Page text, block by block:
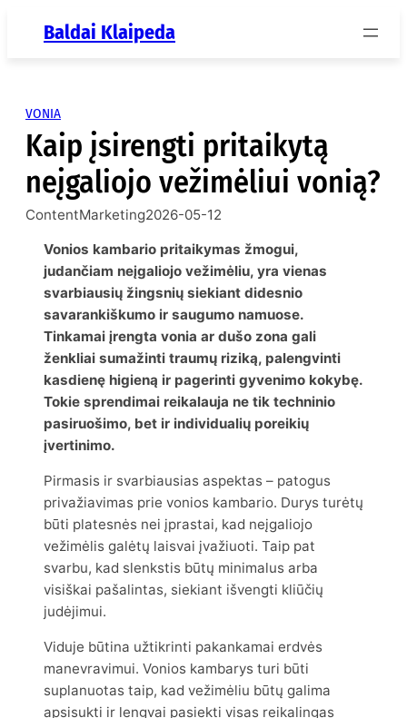
Baldai Klaipeda
VONIA
Kaip įsirengti pritaikytą
neįgaliojo vežimėliui vonią?
ContentMarketing2026-05-12
Vonios kambario pritaikymas žmogui,
judančiam neįgaliojo vežimėliu, yra vienas
svarbiausių žingsnių siekiant didesnio
savarankiškumo ir saugumo namuose.
Tinkamai įrengta vonia ar dušo zona gali
ženkliai sumažinti traumų riziką, palengvinti
kasdienę higieną ir pagerinti gyvenimo kokybę.
Tokie sprendimai reikalauja ne tik techninio
pasiruošimo, bet ir individualių poreikių
įvertinimo.
Pirmasis ir svarbiausias aspektas – patogus
privažiavimas prie vonios kambario. Durys turėtų
būti platesnės nei įprastai, kad neįgaliojo
vežimėlis galėtų laisvai įvažiuoti. Taip pat
svarbu, kad slenkstis būtų minimalus arba
visiškai pašalintas, siekiant išvengti kliūčių
judėjimui.
Viduje būtina užtikrinti pakankamai erdvės
manevravimui. Vonios kambarys turi būti
suplanuotas taip, kad vežimėliu būtų galima
apsisukti ir lengvai pasiekti visas reikalingas